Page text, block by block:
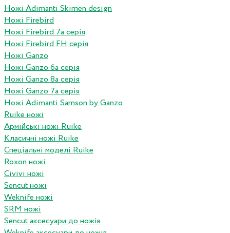
Ножі Adimanti Skimen design
Ножі Firebird
Ножі Firebird 7а серія
Ножі Firebird FH серія
Ножі Ganzo
Ножі Ganzo 6а серія
Ножі Ganzo 8а серія
Ножі Ganzo 7а серія
Ножі Adimanti Samson by Ganzo
Ruike ножі
Армійські ножі Ruike
Класичні ножі Ruike
Спеціальні моделі Ruike
Roxon ножi
Civivi ножі
Sencut ножі
Weknife ножі
SRM ножі
Sencut аксесуари до ножів